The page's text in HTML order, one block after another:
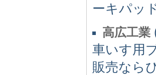
ーキパッ
高広工業
車いす用
販売なら